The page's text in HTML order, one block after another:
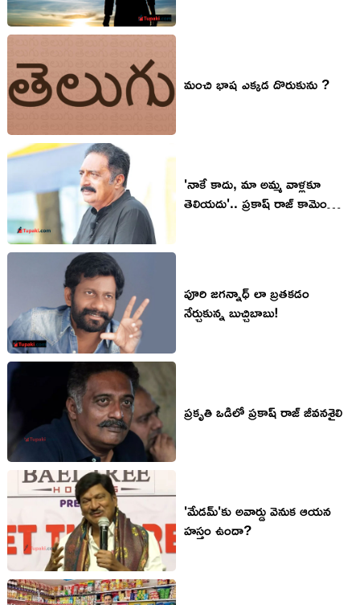
మంచి భాష ఎక్కడ దొరుకును ?
'నాకే కాదు, మా అమ్మ వాళ్లకూ
తెలియదు'.. ప్రకాష్ రాజ్ కామెంట్స్
పూరి జ‌గ‌న్నాధ్ లా బ్ర‌త‌క‌డం
నేర్చుకున్న బుచ్చిబాబు!
ప్రకృతి ఒడిలో ప్రకాష్ రాజ్ జీవనశైలి
'మేడమ్'కు అవార్డు వెనుక ఆయన
హస్తం ఉందా?